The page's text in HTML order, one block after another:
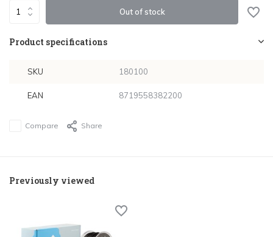
Out of stock
Product specifications
SKU 180100
EAN 8719558382200
Compare Share
Previously viewed